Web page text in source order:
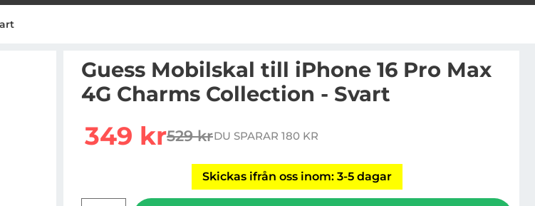
Guess Mobilskal till iPhone 16 Pro Max
4G Charms Collection - Svart
rea pris
349 krtidigare pris
529 krDU SPARAR 180 KR
Skickas ifrån oss inom: 3-5 dagar